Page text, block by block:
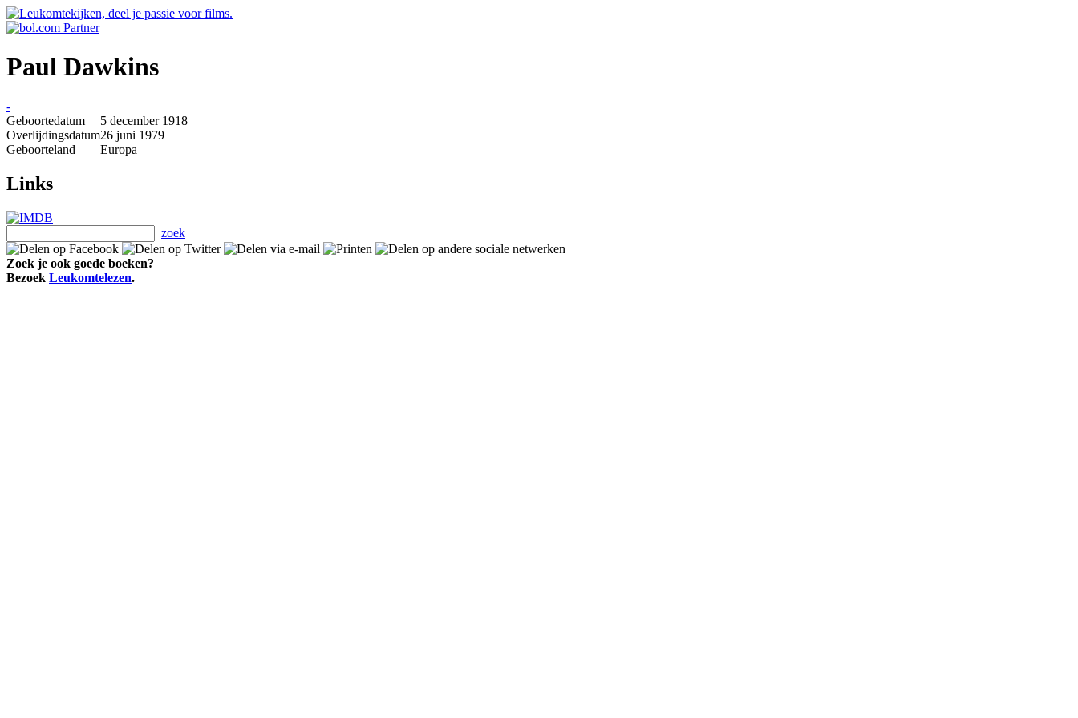
Paul Dawkins
-
Geboortedatum
5 december 1918
Overlijdingsdatum26 juni 1979
Geboorteland
Europa
Links
zoek
Zoek je ook goede boeken?
Bezoek Leukomtelezen.